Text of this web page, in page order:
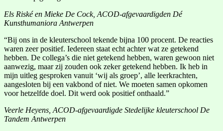
Els Riské en Mieke De Cock, ACOD-afgevaardigden Dé
Kunsthumaniora Antwerpen
“Bij ons in de kleuterschool tekende bijna 100 procent. De reacties
waren zeer positief. Iedereen staat echt achter wat ze getekend
hebben. De collega’s die niet getekend hebben, waren gewoon niet
aanwezig, maar zij zouden ook zeker getekend hebben. Ik heb in
mijn uitleg gesproken vanuit ‘wij als groep’, alle leerkrachten,
aangesloten bij een vakbond of niet. We moeten samen opkomen
voor hetzelfde doel. Dit werd ook positief onthaald.”
Veerle Heyens, ACOD-afgevaardigde Stedelijke kleuterschool De
Tandem Antwerpen